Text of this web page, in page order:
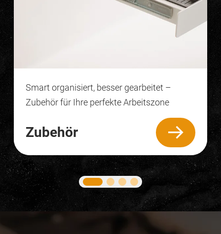
Smart organisiert, besser gearbeitet –
Zubehör für Ihre perfekte Arbeitszone
Zubehör